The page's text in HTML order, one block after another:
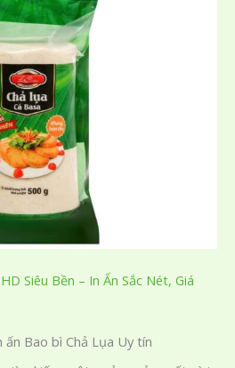
Siêu Bền – In Ấn Sắc Nét, Giá
ấn Bao bì Chả Lụa Uy tín